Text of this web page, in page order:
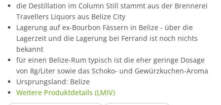
die Destillation im Column Still stammt aus der Brennerei
Travellers Liquors aus Belize City
Lagerung auf ex-Bourbon Fässern in Belize - über die
Lagerzeit und die Lagerung bei Ferrand ist noch nichts
bekannt
für einen Belize-Rum typisch ist die eher geringe Dosage
von 8g/Liter sowie das Schoko- und Gewürzkuchen-Aroma
Ursprungsland: Belize
Weitere Produktdetails (LMIV)